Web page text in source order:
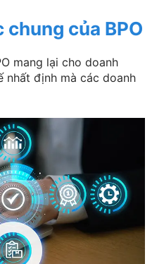
của BPO
mang lại cho doanh
nhất định mà các doanh